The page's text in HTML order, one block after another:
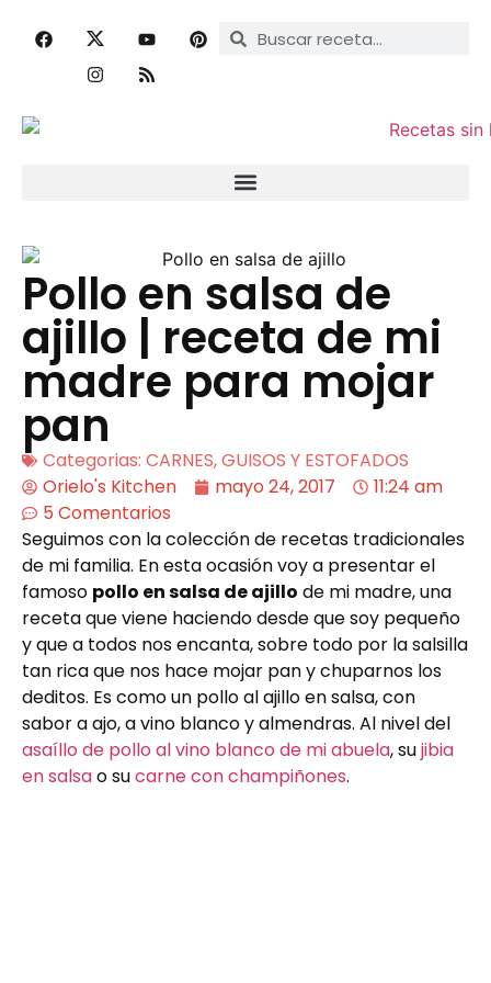
Pollo en salsa de
ajillo | receta de mi
madre para mojar
pan
Categorias: CARNES,GUISOS Y ESTOFADOS
Orielo's Kitchen
mayo 24, 2017
11:24 am
5 Comentarios
Seguimos con la colección de recetas tradicionales
de mi familia. En esta ocasión voy a presentar el
famoso pollo en salsa de ajillo de mi madre, una
receta que viene haciendo desde que soy pequeño
y que a todos nos encanta, sobre todo por la salsilla
tan rica que nos hace mojar pan y chuparnos los
deditos. Es como un pollo al ajillo en salsa, con
sabor a ajo, a vino blanco y almendras. Al nivel del
asaíllo de pollo al vino blanco de mi abuela, sujibia
en salsao sucarne con champiñones.